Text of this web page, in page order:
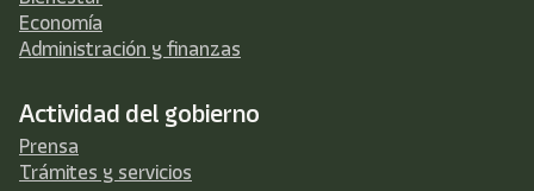
Economía
Administración y finanzas
Actividad del gobierno
Prensa
Trámites y servicios